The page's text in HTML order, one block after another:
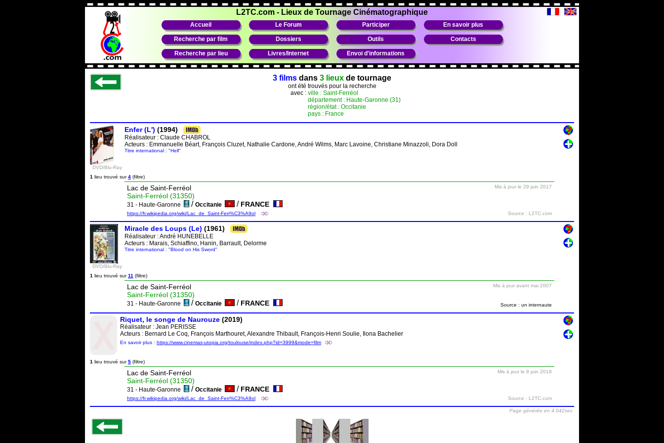
L2TC.com - Lieux de Tournage Cinématographique
Accueil Le Forum Participer En savoir plus
Recherche par film Dossiers Outils Contacts
Recherche par lieu Livres/Internet Envoi d'informations
3 films dans 3 lieux de tournage
ont été trouvés pour la recherche
avec : ville : Saint-Ferréol
département : Haute-Garonne (31)
région/état : Occitanie
pays : France
DVD/Blu-Ray
Enfer (L') (1994)
Réalisateur : Claude CHABROL
Acteurs : Emmanuelle Béart, François Cluzet, Nathalie Cardone, André Wilms, Marc Lavoine, Christiane Minazzoli, Dora Doll
Titre international : "Hell"
1 lieu trouvé sur4 (filtre)
Lac de Saint-Ferréol
Saint-Ferréol (31350)
31 - Haute-Garonne / Occitanie / FRANCE
https://fr.wikipedia.org/wiki/Lac_de_Saint-Ferr%C3%A9ol
Mis à jour le 29 juin 2017
Source : L2TC.com
DVD/Blu-Ray
Miracle des Loups (Le) (1961)
Réalisateur :André HUNEBELLE
Acteurs : Marais, Schiaffino, Hanin, Barrault, Delorme
Titre international : "Blood on His Sword"
1 lieu trouvé sur11 (filtre)
Lac de Saint-Ferréol
Saint-Ferréol (31350)
31 - Haute-Garonne / Occitanie / FRANCE
Mis à jour avant mai 2007
Source : un internaute
Riquet, le songe de Naurouze (2019)
Réalisateur : Jean PERISSE
Acteurs : Bernard Le Coq, François Marthouret, Alexandre Thibault, François-Henri Soulie, Ilona Bachelier
En savoir plus : https://www.cinemas-utopia.org/toulouse/index.php?id=3999&mode=film
1 lieu trouvé sur5 (filtre)
Lac de Saint-Ferréol
Saint-Ferréol (31350)
31 - Haute-Garonne / Occitanie / FRANCE
https://fr.wikipedia.org/wiki/Lac_de_Saint-Ferr%C3%A9ol
Mis à jour le 9 juin 2018
Source : L2TC.com
Page générée en 4.042sec